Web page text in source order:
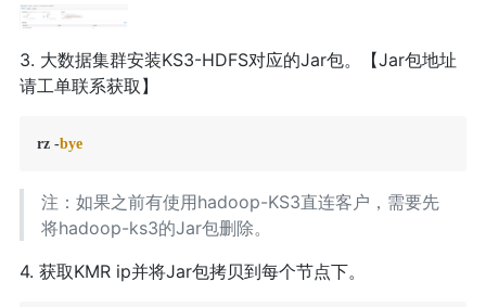
3. 大数据集群安装KS3-HDFS对应的Jar包。【Jar包地址
请工单联系获取】
rz -bye
注：如果之前有使用hadoop-KS3直连客户，需要先
将hadoop-ks3的Jar包删除。
4. 获取KMR ip并将Jar包拷贝到每个节点下。